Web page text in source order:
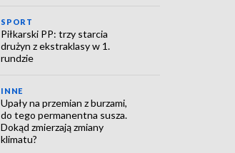
SPORT
Piłkarski PP: trzy starcia
drużyn z ekstraklasy w 1.
rundzie
INNE
Upały na przemian z burzami,
do tego permanentna susza.
Dokąd zmierzają zmiany
klimatu?